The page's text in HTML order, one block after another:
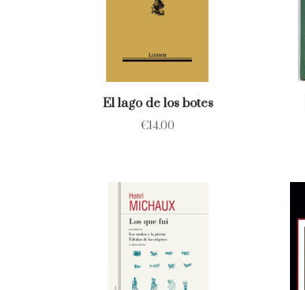
El lago de los botes
€14.00